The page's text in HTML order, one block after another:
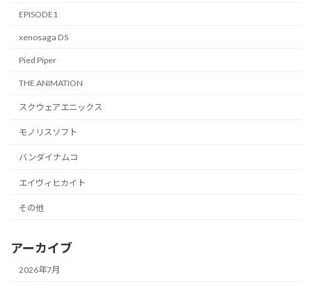
EPISODE1
xenosaga DS
Pied Piper
THE ANIMATION
スクウェアエニックス
モノリスソフト
バンダイナムコ
エイヴィヒカイト
その他
アーカイブ
2026年7月